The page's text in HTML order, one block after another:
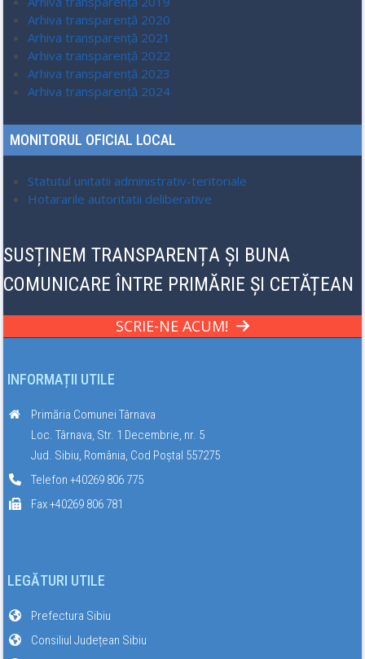
Arhiva transparenţă 2020
Arhiva transparenţă 2021
Arhiva transparenţă 2022
Arhiva transparenţă 2023
Arhiva transparenţă 2024
MONITORUL OFICIAL LOCAL
Statutul unitatii administrativ-teritoriale
Hotararile autoritatii deliberative
SUSȚINEM TRANSPARENȚA ȘI BUNA
COMUNICARE ÎNTRE PRIMĂRIE ȘI CETĂȚEAN
SCRIE-NE ACUM!
INFORMAȚII UTILE
Primăria Comunei Târnava
Loc. Târnava, Str. 1 Decembrie, nr. 5
Jud. Sibiu, România, Cod Poștal 557275
Telefon +40269 806 775
Fax +40269 806 781
LEGĂTURI UTILE
Prefectura Sibiu
Consiliul Județean Sibiu